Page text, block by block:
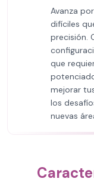
Avanza
difíciles
precisión.
que
mejorar
los
nuevas